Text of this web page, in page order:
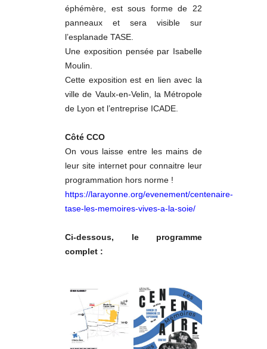
éphémère, est sous forme de 22
panneaux et sera visible sur
l’esplanade TASE.
Une exposition pensée par Isabelle
Moulin.
Cette exposition est en lien avec la
ville de Vaulx-en-Velin, la Métropole
de Lyon et l’entreprise ICADE.
Côté CCO
On vous laisse entre les mains de
leur site internet pour connaitre leur
programmation hors norme !
https://larayonne.org/evenement/centenaire-
tase-les-memoires-vives-a-la-soie/
Ci-dessous, le programme
complet :